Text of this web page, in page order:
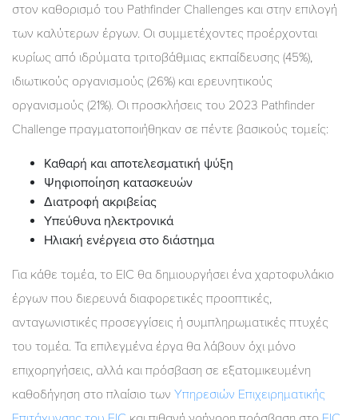
στον καθορισμό του Pathfinder Challenges και στην επιλογή
των καλύτερων έργων. Οι συμμετέχοντες προέρχονται
κυρίως από ιδρύματα τριτοβάθμιας εκπαίδευσης (45%),
ιδιωτικούς οργανισμούς (26%) και ερευνητικούς
οργανισμούς (21%). Οι προσκλήσεις του 2023 Pathfinder
Challenge πραγματοποιήθηκαν σε πέντε βασικούς τομείς:
Καθαρή και αποτελεσματική ψύξη
Ψηφιοποίηση κατασκευών
Διατροφή ακριβείας
Υπεύθυνα ηλεκτρονικά
Ηλιακή ενέργεια στο διάστημα
Για κάθε τομέα, το EIC θα δημιουργήσει ένα χαρτοφυλάκιο
έργων που διερευνά διαφορετικές προοπτικές,
ανταγωνιστικές προσεγγίσεις ή συμπληρωματικές πτυχές
του τομέα. Τα επιλεγμένα έργα θα λάβουν όχι μόνο
επιχορηγήσεις, αλλά και πρόσβαση σε εξατομικευμένη
καθοδήγηση στο πλαίσιο των Υπηρεσιών Επιχειρηματικής